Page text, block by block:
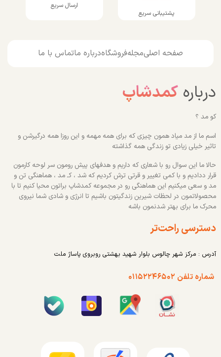
پشتیبانی سریع
ارسال سریع
صفحه اصلیمجلهفروشگاهدرباره ماتماس با ما
درباره کمدشاپ
کو مد ؟
اسم ما از مد میاد همون چیزی که برای همه مهمه و این روزا همه درگیرشن و
تاثیر خیلی زیادی تو زندگی همه گذاشته
حالا ما این سوال رو با شعاری که داریم و هدفهای پیش رومون سر لوحه کارمون
قرار ددادیم و با کمی تغییر و قرتی ترش کردیم که شد ، کـ مد ، هماهنگی تن و
مد و سعی میکنیم این هماهنگی رو در مجموعه کمدشاپ براتون محیا کنیم تا با
محصولاتمون در لحظات شیرین زندگیتون باشیم تا انرژی و شادی شما نیروی
محرک ما برای بهتر شدنمون باشه
دسترسی راحت‌تر
آدرس : مرکز شهر چالوس بلوار شهید بهشتی روبروی پاساژ ملت
شماره تلفن ۰۱۱۵۲۲۴۶۵۰۲